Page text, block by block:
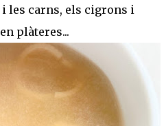
les carns, els cigrons i
plàteres...